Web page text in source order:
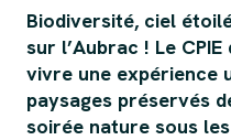
Biodiversité, ciel
sur l’Aubrac ! Le
vivre une expérience
paysages préservés
soirée nature sous